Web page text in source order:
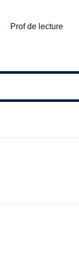
Prof de lecture